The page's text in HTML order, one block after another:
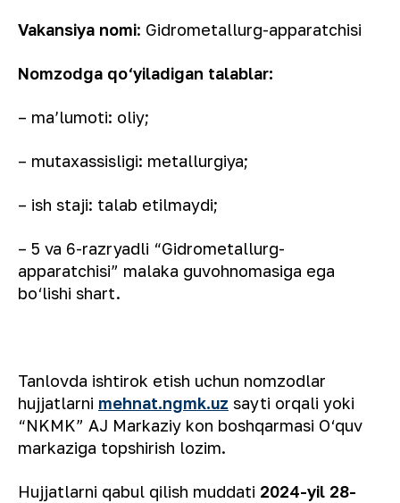
Vakansiya nomi: Gidrometallurg-apparatchisi
Nomzodga qo‘yiladigan talablar:
– ma’lumoti: oliy;
– mutaxassisligi: metallurgiya;
– ish staji: talab etilmaydi;
– 5 va 6-razryadli “Gidrometallurg-
apparatchisi” malaka guvohnomasiga ega
bо‘lishi shart.
Tanlovda ishtirok etish uchun nomzodlar
hujjatlarni mehnat.ngmk.uz sayti orqali yoki
“NKMK” AJ Markaziy kon boshqarmasi О‘quv
markaziga topshirish lozim.
Hujjatlarni qabul qilish muddati 2024-yil 28-